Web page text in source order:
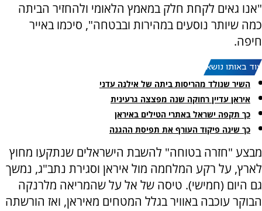
"אנו גאים לקחת חלק במאמץ הלאומי ולהחזיר הביתה
כמה שיותר נוסעים במהירות ובבטחה", סיכמו באייר
חיפה.
עוד באותו נושא:
השיר שנולד מהריסות ביתה של אילנה עדני
איראן עדיין רחוקה שנה מפצצה גרעינית
כך תקפה ישראל באתרי הטילים באיראן
כך שינה פיקוד העורף את תפיסת ההגנה
מבצע "חזרה בטוחה" להשבת הישראלים שנתקעו מחוץ
לארץ, על רקע המלחמה מול איראן וסגירת נתב"ג, נמשך
גם היום (חמישי). טיסה של אל על שהמריאה מלרנקה
הבוקר עוכבה באוויר בגלל המטחים מאיראן, ואז הורשתה